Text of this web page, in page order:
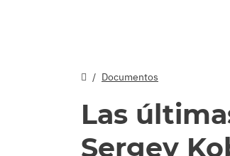
Documentos
Las
Sergey